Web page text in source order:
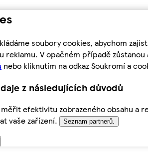
soubory cookies, abychom
reklamu. V opačném případě
nebo kliknutím na odkaz Soukromí a
z následujících důvodů
efektivitu zobrazeného obsahu
vaše zařízení.
Seznam partnerů.